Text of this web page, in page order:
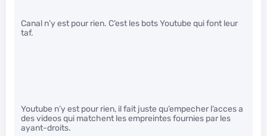
Canal n’y est pour rien. C’est les bots Youtube qui font leur
taf.
Youtube n’y est pour rien, il fait juste qu’empecher l’acces a
des videos qui matchent les empreintes fournies par les
ayant-droits.